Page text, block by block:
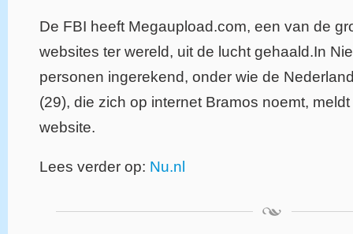
De FBI heeft Megaupload.com, een van de
websites ter wereld, uit de lucht gehaald.In
personen ingerekend, onder wie de
(29), die zich op internet Bramos noemt,
website.
Lees verder op: Nu.nl